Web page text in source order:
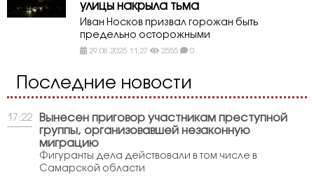
улицы накрыла тьма
Иван Носков призвал горожан быть
предельно осторожными
29.08.2025 11:27 2555 0
Последние новости
17:22
Вынесен приговор участникам преступной
группы, организовавшей незаконную
миграцию
Фигуранты дела действовали в том числе в
Самарской области